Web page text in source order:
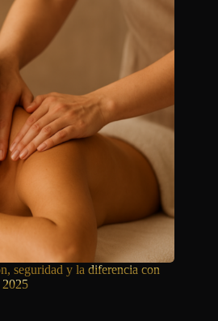
seguridad y la diferencia con
2025